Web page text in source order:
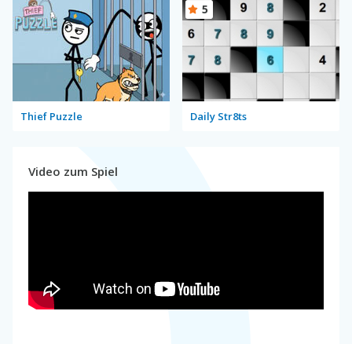
Thief Puzzle Daily Str8ts
5
Video zum Spiel